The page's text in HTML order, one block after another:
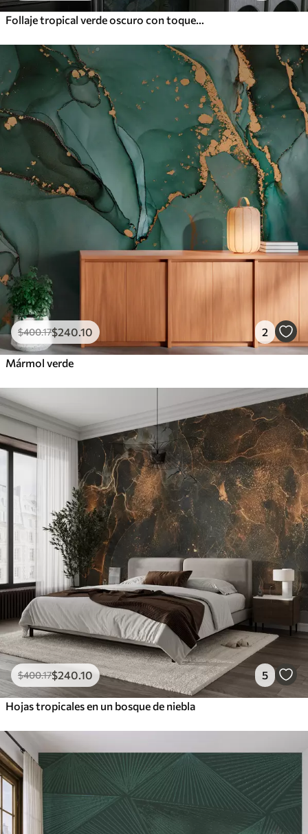
Follaje tropical verde oscuro con toques azules
$400.17$240.10 2
Mármol verde
$400.17$240.10 5
Hojas tropicales en un bosque de niebla